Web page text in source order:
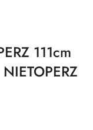
111cm